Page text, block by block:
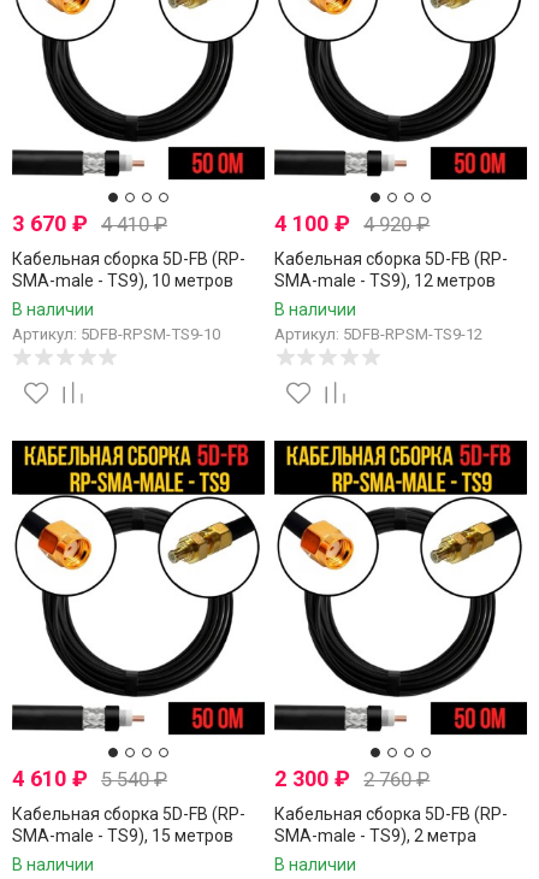
3 670 ₽ 4 410₽
Кабельная сборка 5D-FB (RP-
SMA-male - TS9), 10 метров
В наличии
Артикул: 5DFB-RPSM-TS9-10
4 100₽ 4 920₽
Кабельная сборка 5D-FB (RP-
SMA-male - TS9), 12 метров
В наличии
Артикул: 5DFB-RPSM-TS9-12
4 610 ₽ 5 540₽
Кабельная сборка 5D-FB (RP-
SMA-male - TS9), 15 метров
В наличии
2 300₽ 2 760₽
Кабельная сборка 5D-FB (RP-
SMA-male - TS9), 2 метра
В наличии